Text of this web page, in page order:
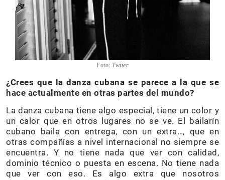
Foto: Twiter
¿Crees que la danza cubana se parece a la que se
hace actualmente en otras partes del mundo?
La danza cubana tiene algo especial, tiene un color y
un calor que en otros lugares no se ve. El bailarín
cubano baila con entrega, con un extra…, que en
otras compañías a nivel internacional no siempre se
encuentra. Y no tiene nada que ver con calidad,
dominio técnico o puesta en escena. No tiene nada
que ver con eso. Es algo extra que nosotros